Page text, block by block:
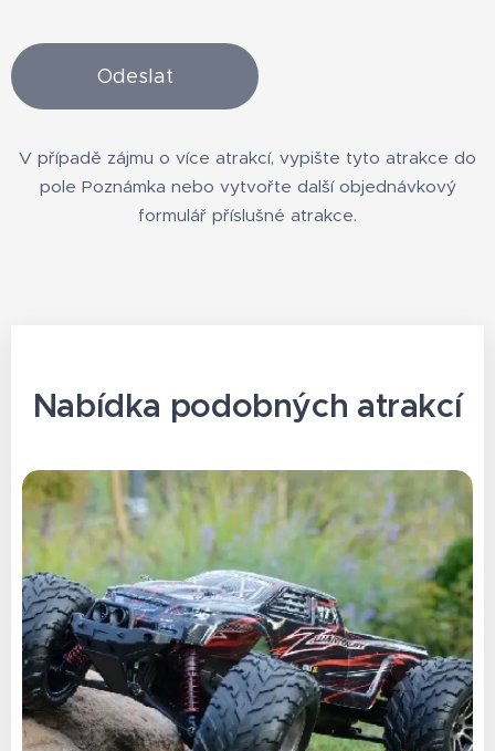
Odeslat
V případě zájmu o více atrakcí, vypište tyto atrakce do
pole Poznámka nebo vytvořte další objednávkový
formulář příslušné atrakce.
Nabídka podobných atrakcí